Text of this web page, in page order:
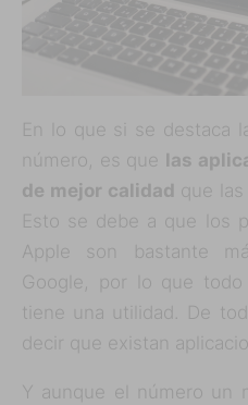
En lo que si se destaca
número, es que
las
de mejor calidad que
Esto se debe a que los
Apple son bastante
Google, por lo que
tiene una utilidad. De
decir que existan
Y aunque el número un